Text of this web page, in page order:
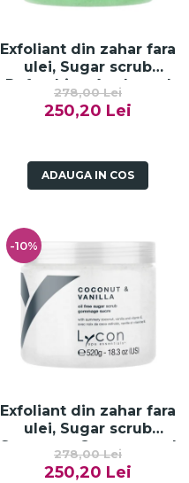
Exfoliant din zahar fara
ulei, Sugar scrub
Refreshing Apple and
Cranberry - 520g
278,00 Lei
250,20 Lei
ADAUGA IN COS
-10%
Exfoliant din zahar fara
ulei, Sugar scrub
Summery Coconut and
Vanilla - 520g
278,00 Lei
250,20 Lei